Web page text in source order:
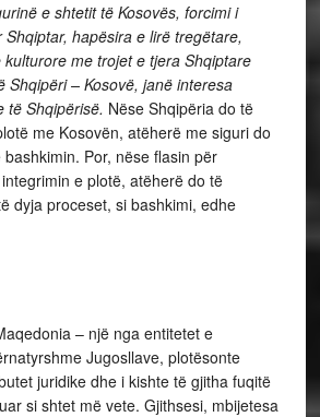
e shtetit të Kosovës, forcimi i
hapësira e lirë tregëtare,
me trojet e tjera Shqiptare
Shqipëri – Kosovë, janë interesa
të Shqipërisë. Nëse Shqipëria do të
me Kosovën, atëherë me siguri do
Por, nëse flasin për
e plotë, atëherë do të
dyja proceset, si bashkimi, edhe
– një nga entitetet e
Jugosllave, plotësonte
juridike dhe i kishte të gjitha fuqitë
si shtet më vete. Gjithsesi, mbijetesa